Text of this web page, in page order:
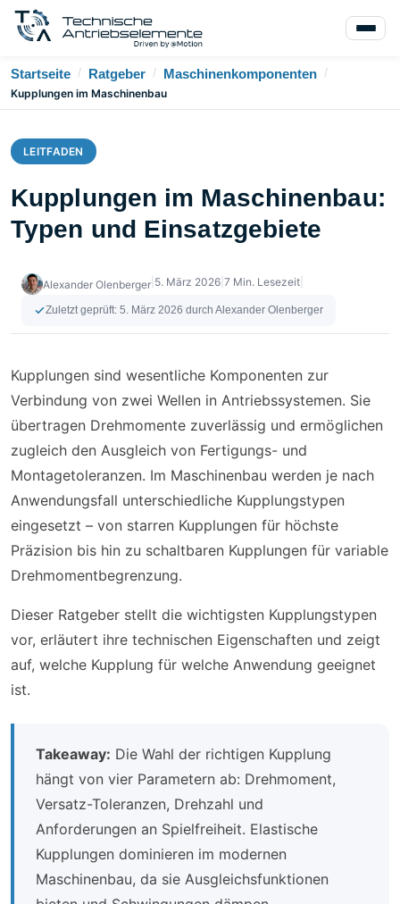
Startseite / Ratgeber / Maschinenkomponenten /
Kupplungen im Maschinenbau
LEITFADEN
Kupplungen im Maschinenbau:
Typen und Einsatzgebiete
Alexander Olenberger 5. März 2026 7 Min. Lesezeit
Zuletzt geprüft: 5. März 2026 durch Alexander Olenberger
Kupplungen sind wesentliche Komponenten zur
Verbindung von zwei Wellen in Antriebssystemen. Sie
übertragen Drehmomente zuverlässig und ermöglichen
zugleich den Ausgleich von Fertigungs- und
Montagetoleranzen. Im Maschinenbau werden je nach
Anwendungsfall unterschiedliche Kupplungstypen
eingesetzt – von starren Kupplungen für höchste
Präzision bis hin zu schaltbaren Kupplungen für variable
Drehmomentbegrenzung.
Dieser Ratgeber stellt die wichtigsten Kupplungstypen
vor, erläutert ihre technischen Eigenschaften und zeigt
auf, welche Kupplung für welche Anwendung geeignet
ist.
Takeaway: Die Wahl der richtigen Kupplung
hängt von vier Parametern ab: Drehmoment,
Versatz-Toleranzen, Drehzahl und
Anforderungen an Spielfreiheit. Elastische
Kupplungen dominieren im modernen
Maschinenbau, da sie Ausgleichsfunktionen